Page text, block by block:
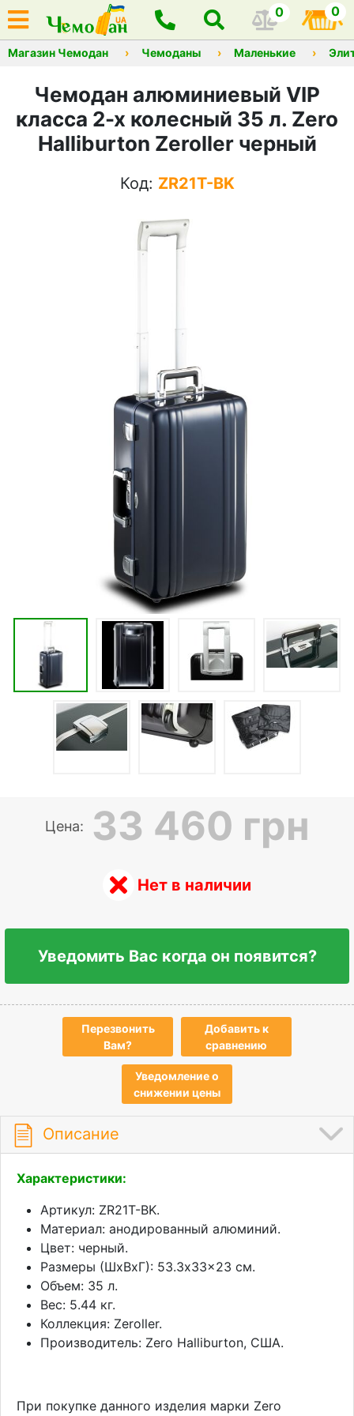
0 0
Магазин Чемодан Чемоданы Маленькие
Чемодан алюминиевый VIP
класса 2-х колесный 35 л. Zero
Halliburton Zeroller черный
Код: ZR21T-BK
Цена: 33 460 грн
Нет в наличии
Уведомить Вас когда он появится?
Перезвонить
Вам?
Добавить к
сравнению
Уведомление о
снижении цены
Описание
Характеристики:
Артикул: ZR21T-BK.
Материал: анодированный алюминий.
Цвет: черный.
Размеры (ШхВхГ): 53.3x33x23 см.
Объем: 35 л.
Вес: 5.44 кг.
Коллекция: Zeroller.
Производитель: Zero Halliburton, США.
При покупке данного изделия марки Zero